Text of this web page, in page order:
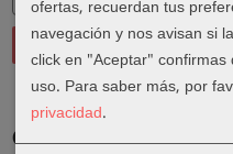
Costes de Envío
ofertas, recuerdan tus
navegación y nos avisan si
click en "Aceptar"
uso. Para saber más, por
privacidad.